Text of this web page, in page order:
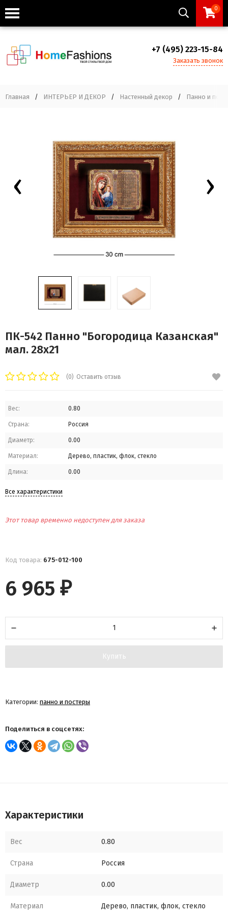
0
+7 (495) 223-15-84
Заказать звонок
Главная / ИНТЕРЬЕР И ДЕКОР / Настенный декор / Панно и
‹ ›
ПК-542 Панно "Богородица Казанская"
мал. 28х21
(0) Оставить отзыв
Вес: 0.80
Страна: Россия
Диаметр: 0.00
Материал: Дерево, пластик, флок, стекло
Длина: 0.00
Все характеристики
Этот товар временно недоступен для заказа
Код товара: 675-012-100
6 965 ₽
Купить
Категории: панно и постеры
Поделиться в соцсетях:
Характеристики
Вес 0.80
Страна Россия
Диаметр 0.00
Материал Дерево, пластик, флок, стекло